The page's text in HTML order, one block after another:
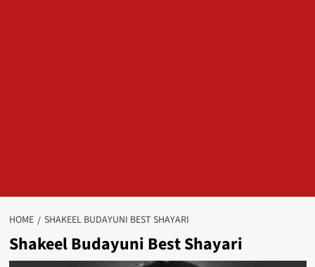
HOME SHAKEEL BUDAYUNI BEST SHAYARI
Shakeel Budayuni Best Shayari